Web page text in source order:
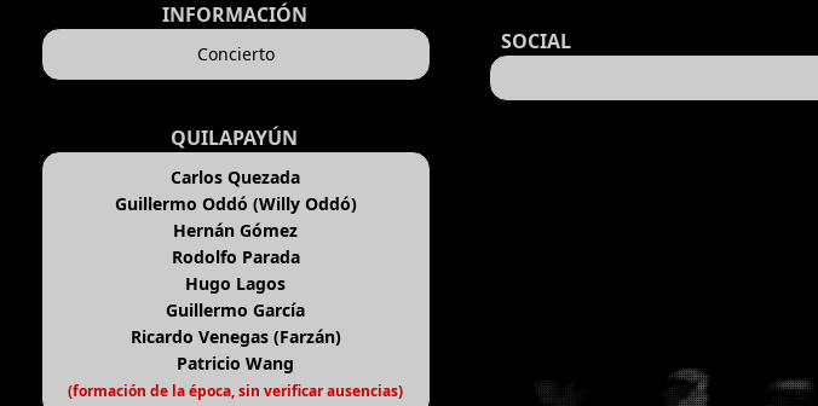
INFORMACIÓN
Concierto
QUILAPAYÚN
Carlos Quezada
Guillermo Oddó (Willy Oddó)
Hernán Gómez
Rodolfo Parada
Hugo Lagos
Guillermo García
Ricardo Venegas (Farzán)
Patricio Wang
(formación de la época, sin verificar ausencias)
SOCIAL